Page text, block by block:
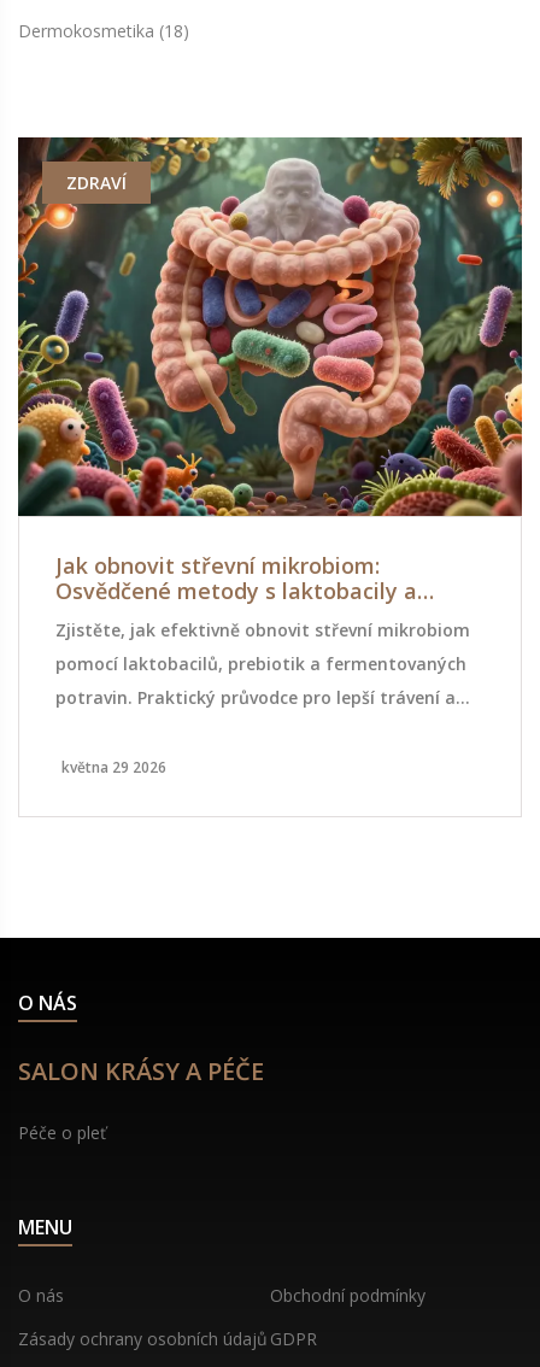
Dermokosmetika (18)
ZDRAVÍ
Jak obnovit střevní mikrobiom:
Osvědčené metody s laktobacily a
Zjistěte, jak efektivně obnovit střevní mikrobiom
pomocí laktobacilů, prebiotik a fermentovaných
potravin. Praktický průvodce pro lepší trávení a
května 29 2026
O NÁS
SALON KRÁSY A PÉČE
Péče o pleť
MENU
O nás
Obchodní podmínky
Zásady ochrany osobních údajů GDPR